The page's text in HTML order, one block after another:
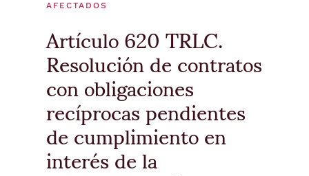
AFECTADOS
Artículo 620 TRLC.
Resolución de contratos
con obligaciones
recíprocas pendientes
de cumplimiento en
interés de la